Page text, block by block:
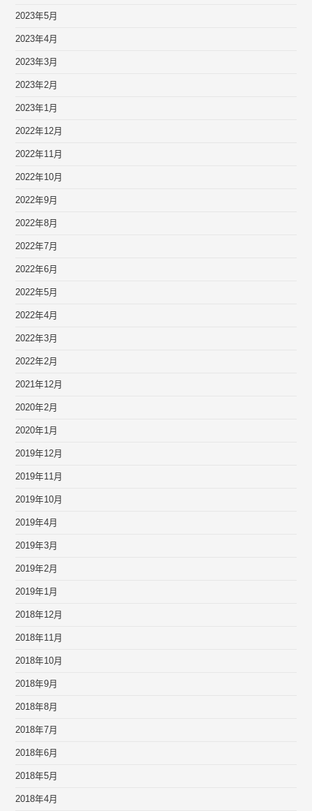
2023年5月
2023年4月
2023年3月
2023年2月
2023年1月
2022年12月
2022年11月
2022年10月
2022年9月
2022年8月
2022年7月
2022年6月
2022年5月
2022年4月
2022年3月
2022年2月
2021年12月
2020年2月
2020年1月
2019年12月
2019年11月
2019年10月
2019年4月
2019年3月
2019年2月
2019年1月
2018年12月
2018年11月
2018年10月
2018年9月
2018年8月
2018年7月
2018年6月
2018年5月
2018年4月